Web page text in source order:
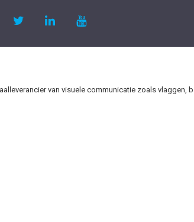
van visuele communicatie zoals vlaggen,